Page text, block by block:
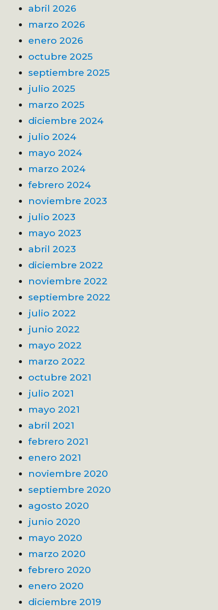
abril 2026
marzo 2026
enero 2026
octubre 2025
septiembre 2025
julio 2025
marzo 2025
diciembre 2024
julio 2024
mayo 2024
marzo 2024
febrero 2024
noviembre 2023
julio 2023
mayo 2023
abril 2023
diciembre 2022
noviembre 2022
septiembre 2022
julio 2022
junio 2022
mayo 2022
marzo 2022
octubre 2021
julio 2021
mayo 2021
abril 2021
febrero 2021
enero 2021
noviembre 2020
septiembre 2020
agosto 2020
junio 2020
mayo 2020
marzo 2020
febrero 2020
enero 2020
diciembre 2019